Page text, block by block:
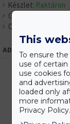
Készlet: Raktáron
Gyártó:
Cikkszám:
ADATOK
Vásárolj nagyobb
This
To ensure
use of certain
use cookies
and
loaded only
more
Privacy Policy.